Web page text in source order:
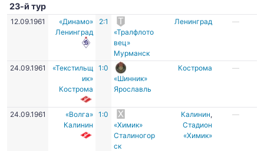
23-й тур
12.09.1961
«Динамо»
Ленинград
2:1
«Тралфлото
вец»
Мурманск
Ленинград —
24.09.1961
«Текстильщ
ик»
Кострома
1:0
«Шинник»
Ярославль
Кострома —
24.09.1961
«Волга»
Калинин
1:0
«Химик»
Сталиногор
ск
Калинин,
Стадион
«Химик»
—